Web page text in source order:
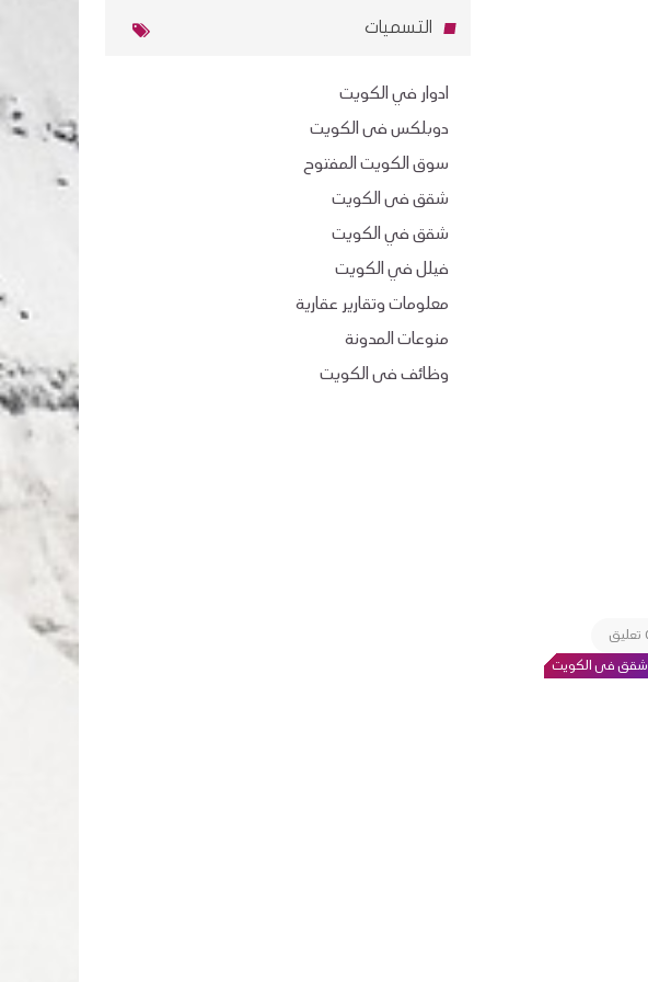
شقق فى الكويت
التسميات
ادوار في الكويت
دوبلكس فى الكويت
سوق الكويت المفتوح
شقق فى الكويت
شقق في الكويت
فيلل في الكويت
معلومات وتقارير عقارية
منوعات المدونة
وظائف فى الكويت